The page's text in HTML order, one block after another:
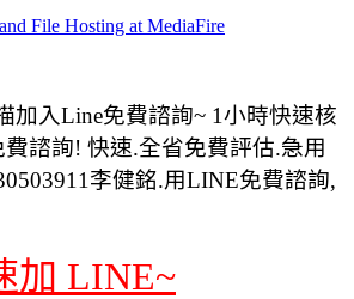
加入Line免費諮詢~ 1小時快速核
諮詢! 快速.全省免費評估.急用
李健銘.用LINE免費諮詢,
加 LINE~